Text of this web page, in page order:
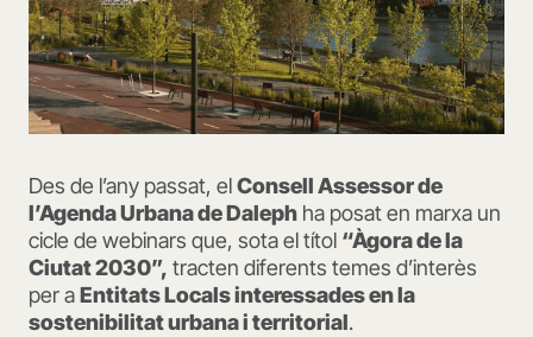
Des de l’any passat, elConsell Assessor de
l’Agenda Urbana de Daleph ha posat en marxa un
cicle de webinars que, sota el títol “Àgora de la
Ciutat 2030”, tracten diferents temes d’interès
per aEntitats Locals interessades en la
sostenibilitat urbana i territorial.